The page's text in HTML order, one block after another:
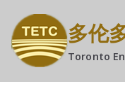
多伦
Toronto